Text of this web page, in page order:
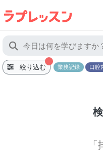
絞り込む 業務記録 口腔